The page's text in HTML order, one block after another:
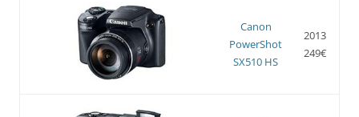
Canon
PowerShot
SX510 HS
2013
249€